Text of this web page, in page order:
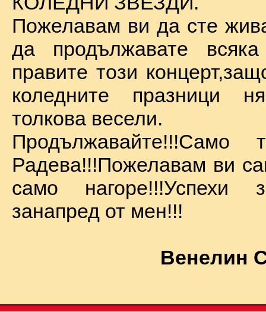
Пожелавам ви да сте
да продължавате
правите този
коледните празници
толкова весели.
Продължавайте!!!Само
Радева!!!Пожелавам ви
само
занапред от мен!!!
Венелин